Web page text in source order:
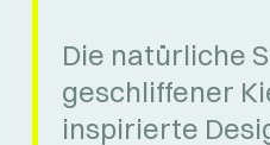
Die natürliche
geschliffener
inspirierte